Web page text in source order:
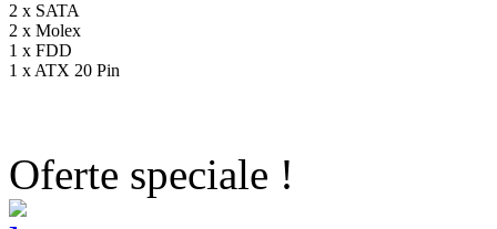
2 x SATA
2 x Molex
1 x FDD
1 x ATX 20 Pin
Oferte speciale !